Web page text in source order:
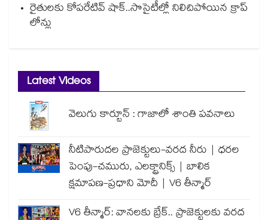
రైతులకు కోపరేటివ్ షాక్..సొసైటీల్లో నిలిచిపోయిన క్రాప్
లోన్లు
Latest Videos
వెలుగు కార్టూన్ : గాజాలో శాంతి పవనాలు
నీటిపారుదల ప్రాజెక్టులు-వరద నీరు | ధరల
పెంపు-చమురు, ఎలక్ట్రానిక్స్ | బాలిక
క్షమాపణ-ప్రధాని మోదీ | V6 తీన్మార్
V6 తీన్మార్: వానలకు బ్రేక్.. ప్రాజెక్టులకు వరద